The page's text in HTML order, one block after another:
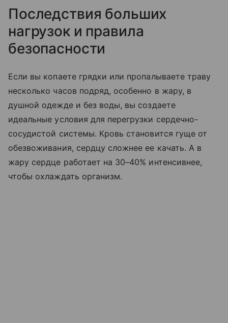
Последствия больших
нагрузок и правила
безопасности
Если вы копаете грядки или пропалываете траву
несколько часов подряд, особенно в жару, в
душной одежде и без воды, вы создаете
идеальные условия для перегрузки сердечно-
сосудистой системы. Кровь становится гуще от
обезвоживания, сердцу сложнее ее качать. А в
жару сердце работает на 30–40% интенсивнее,
чтобы охлаждать организм.